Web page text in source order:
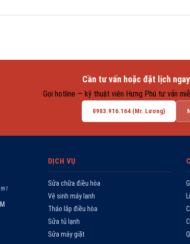
Cần tư vấn hoặc đặt lịch
Gọi hotline — kỹ thuật viên Hưng Phú tư vấn
0903.916.164 (Mr. Lương)
DỊCH VỤ
Sửa chữa điều hòa
Vệ sinh máy lạnh
Tháo lắp điều hòa
Sửa tủ lạnh
Sửa máy giặt